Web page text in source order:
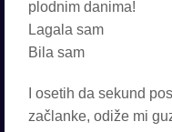
plodnim danima!
Lagala sam
Bila sam
I osetih da sekund
začlanke, odiže mi